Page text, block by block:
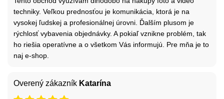
techniky. Veľkou prednosťou je komunikácia, ktorá je na
vysokej ľudskej a profesionálnej úrovni. Ďalším plusom je
rýchlosť vybavenia objednávky. A pokiaľ vznikne problém, tak
ho riešia operatívne a o všetkom Vás informujú. Pre mňa je to
naj e-shop.
Overený zákazník Katarína